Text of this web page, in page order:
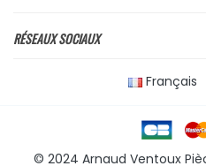
RÉSEAUX SOCIAUX
Français
© 2024 Arnaud Ventoux